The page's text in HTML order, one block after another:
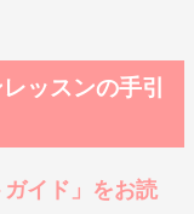
ッスンの手引
イド」をお読